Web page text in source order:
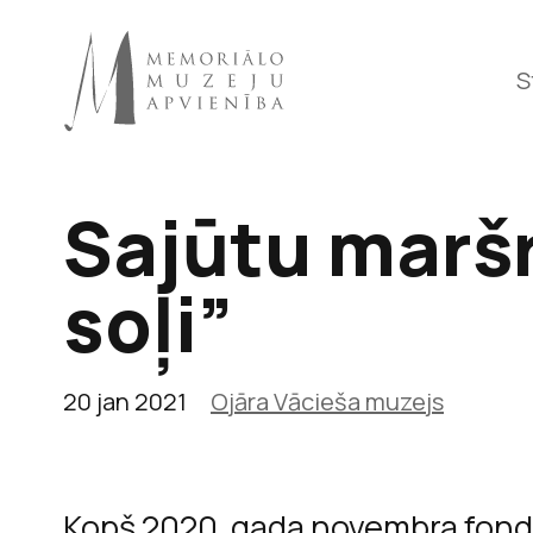
Raiņa
Sajūtu
soļi”
20 jan 2021 Ojāra Vācieša muzejs